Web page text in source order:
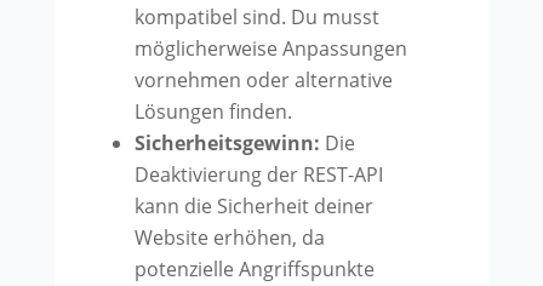
kompatibel sind. Du musst
möglicherweise Anpassungen
vornehmen oder alternative
Lösungen finden.
Sicherheitsgewinn: Die
Deaktivierung der REST-API
kann die Sicherheit deiner
Website erhöhen, da
potenzielle Angriffspunkte